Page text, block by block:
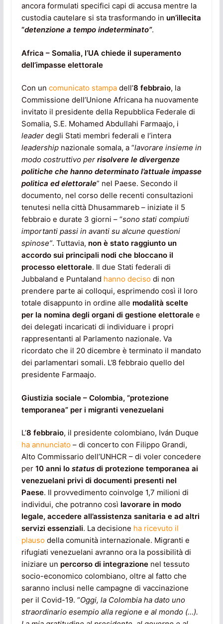
ancora formulati specifici capi di accusa mentre la
custodia cautelare si sta trasformando in un’illecita
“detenzione a tempo indeterminato”.
Africa – Somalia, l’UA chiede il superamento
dell’impasse elettorale
Con un comunicato stampadell’8 febbraio, la
Commissione dell’Unione Africana ha nuovamente
invitato il presidente della Repubblica Federale di
Somalia, S.E. Mohamed Abdullahi Farmaajo, i
leaderdegli Stati membri federali e l’intera
leadershipnazionale somala, a “lavorare insieme in
modo costruttivo per risolvere le divergenze
politiche che hanno determinato l’attuale impasse
politica ed elettorale” nel Paese. Secondo il
documento, nel corso delle recenti consultazioni
tenutesi nella città Dhusammareb – iniziate il 5
febbraio e durate 3 giorni – “sono stati compiuti
importanti passi in avanti su alcune questioni
spinose”. Tuttavia, non è stato raggiunto un
accordo sui principali nodi che bloccano il
processo elettorale. Il due Stati federali di
Jubbaland e Puntaland hanno decisodi non
prendere parte ai colloqui, esprimendo così il loro
totale disappunto in ordine alle modalità scelte
per la nomina degli organi di gestione elettoralee
dei delegati incaricati di individuare i propri
rappresentanti al Parlamento nazionale. Va
ricordato che il 20 dicembre è terminato il mandato
dei parlamentari somali. L’8 febbraio quello del
presidente Farmaajo.
Giustizia sociale – Colombia, “protezione
temporanea” per i migranti venezuelani
L’8 febbraio, il presidente colombiano, Iván Duque
ha annunciato– di concerto con Filippo Grandi,
Alto Commissario dell’UNHCR – di voler concedere
per 10 anni lo statusdi protezione temporanea ai
venezuelani privi di documenti presenti nel
Paese. Il provvedimento coinvolge 1,7 milioni di
individui, che potranno così lavorare in modo
legale, accedere all’assistenza sanitaria e ad altri
servizi essenziali. La decisione ha ricevuto il
plausodella comunità internazionale. Migranti e
rifugiati venezuelani avranno ora la possibilità di
iniziare un percorso di integrazionenel tessuto
socio-economico colombiano, oltre al fatto che
saranno inclusi nelle campagne di vaccinazione
per il Covid-19. “Oggi, la Colombia ha dato uno
straordinario esempio alla regione e al mondo (…).